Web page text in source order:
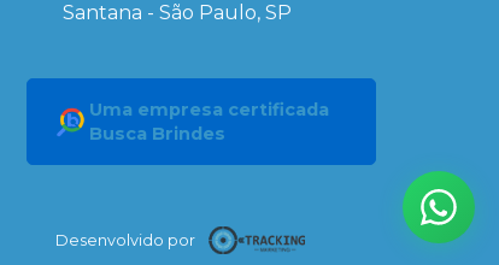
Santana - São Paulo, SP
Uma empresa certificada
Busca Brindes
Desenvolvido por